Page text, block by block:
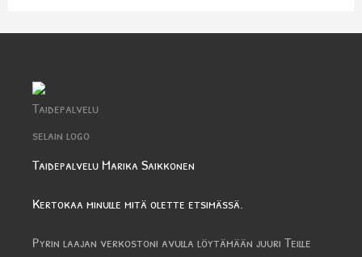
Taidepalvelu Marika Saikkonen
Kertokaa minulle mitä olette etsimässä.
Pyrin laajan verkostoni avulla löytämään juuri Teille